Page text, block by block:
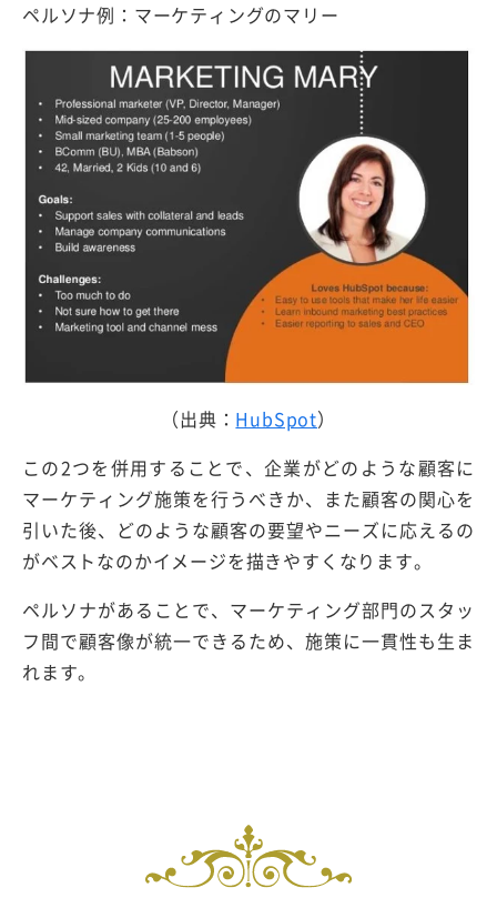
ペルソナ例：マーケティングのマリー
（出典： HubSpot）
この2つを併用することで、企業がどのような顧客に
マーケティング施策を行うべきか、また顧客の関心を
引いた後、どのような顧客の要望やニーズに応えるの
がベストなのかイメージを描きやすくなります。
ペルソナがあることで、マーケティング部門のスタッ
フ間で顧客像が統一できるため、施策に一貫性も生ま
れます。